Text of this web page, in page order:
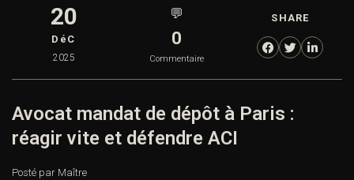
20
DéC
2025
💬
0
Commentaire
SHARE
Avocat mandat de dépôt à Paris :
réagir vite et défendre ACI
Posté par Maître